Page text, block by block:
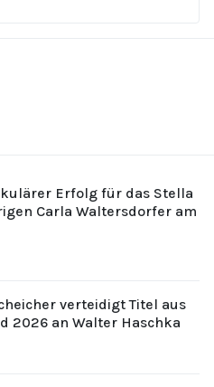
Erfolg für das Stella
Carla Waltersdorfer am
verteidigt Titel aus
2026 an Walter Haschka